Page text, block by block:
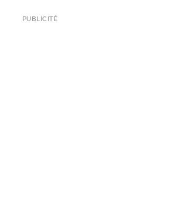
PUBLICITÉ